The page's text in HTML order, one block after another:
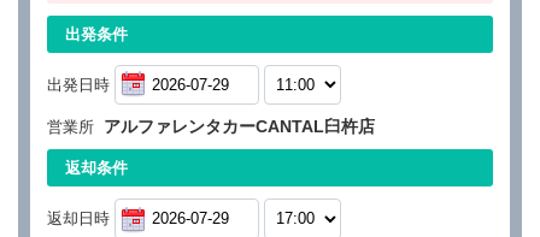
出発条件
出発日時
営業所 アルファレンタカーCANTAL臼杵店
返却条件
返却日時